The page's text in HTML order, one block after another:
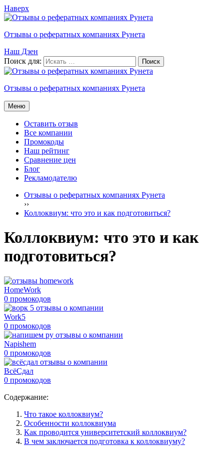
Наверх
Отзывы о рефератных компаниях Рунета
Наш Дзен
Поиск для:
Отзывы о рефератных компаниях Рунета
Меню
Оставить отзыв
Все компании
Промокоды
Наш рейтинг
Сравнение цен
Блог
Рекламодателю
Отзывы о рефератных компаниях Рунета
››
Коллоквиум: что это и как подготовиться?
Коллоквиум: что это и как
подготовиться?
HomeWork
0 промокодов
Work5
0 промокодов
Napishem
0 промокодов
ВсёСдал
0 промокодов
Содержание:
Что такое коллоквиум?
Особенности коллоквиума
Как проводится университетский коллоквиум?
В чем заключается подготовка к коллоквиуму?